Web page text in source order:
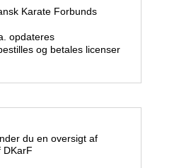
Karate Forbunds
opdateres
og betales licenser
du en oversigt af
DKarF